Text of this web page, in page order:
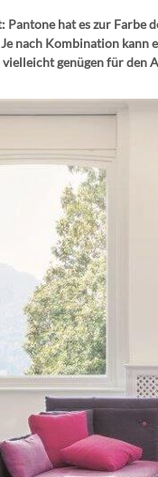
hat es zur Farbe
nach Kombination
vielleicht genügen für den